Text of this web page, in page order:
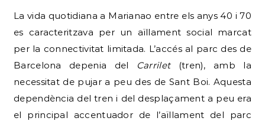
La vida quotidiana a Marianao entre els anys 40 i 70
es caracteritzava per un aïllament social marcat
per la connectivitat limitada. L’accés al parc des de
Barcelona depenia del
Carrilet(tren), amb la
necessitat de pujar a peu des de Sant Boi. Aquesta
dependència del tren i del desplaçament a peu era
el principal accentuador de l’aïllament del parc